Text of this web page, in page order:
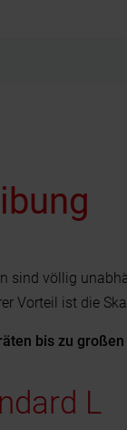
sind völlig
Vorteil ist die
bis zu
L